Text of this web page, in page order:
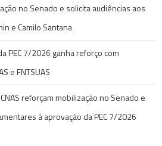
no Senado e solicita audiências aos
e Camilo Santana
PEC 7/2026 ganha reforço com
e FNTSUAS
CNAS reforçam mobilização no Senado e
à aprovação da PEC 7/2026